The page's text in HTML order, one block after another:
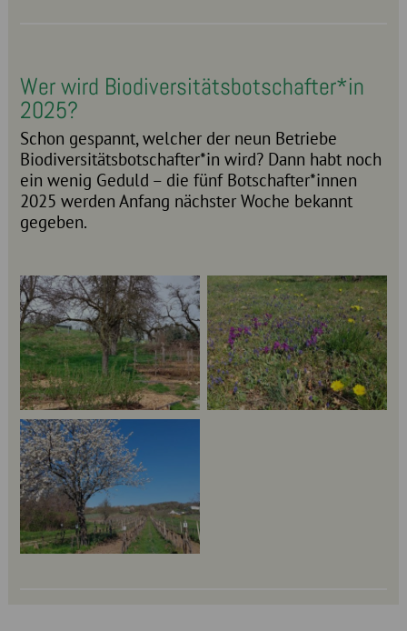
Wer wird Biodiversitätsbotschafter*in
2025?
Schon gespannt, welcher der neun Betriebe
Biodiversitätsbotschafter*in wird? Dann habt noch
ein wenig Geduld – die fünf Botschafter*innen
2025 werden Anfang nächster Woche bekannt
gegeben.